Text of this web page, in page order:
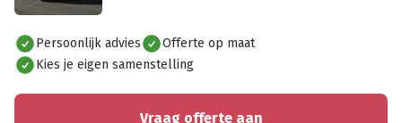
Alles bekijken
Persoonlijk advies
Offerte op maat
Kies je eigen samenstelling
Vraag offerte aan